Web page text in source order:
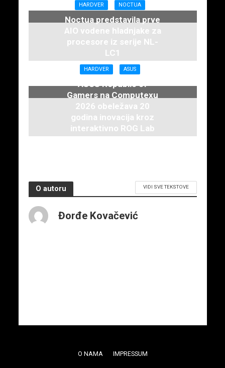
HARDVER NOCTUA
Noctua predstavila prve
AIO vodene hladnjake za
procesore iz serije NL-
LC1
16. juna 2026.
HARDVER ASUS
ASUS Republic of
Gamers na Computexu
2026 obeležava 20
godina inovacija kroz
interaktivno ROG Lab
iskustvo
O autoru VIDI SVE TEKSTOVE
Đorđe Kovačević
O NAMA IMPRESSUM